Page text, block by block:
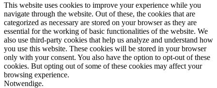
This website uses cookies to improve your experience while you
navigate through the website. Out of these, the cookies that are
categorized as necessary are stored on your browser as they are
essential for the working of basic functionalities of the website. We
also use third-party cookies that help us analyze and understand how
you use this website. These cookies will be stored in your browser
only with your consent. You also have the option to opt-out of these
cookies. But opting out of some of these cookies may affect your
browsing experience.
Notwendige.